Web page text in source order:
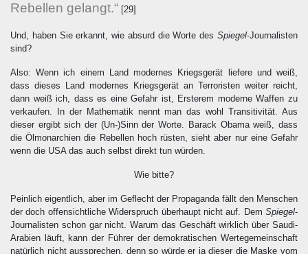
Rebellen gelangt.“ [29]
Und, haben Sie erkannt, wie absurd die Worte des Spiegel-Journalisten
sind?
Also: Wenn ich einem Land modernes Kriegsgerät liefere und weiß,
dass dieses Land modernes Kriegsgerät an Terroristen weiter reicht,
dann weiß ich, dass es eine Gefahr ist, Ersterem moderne Waffen zu
verkaufen. In der Mathematik nennt man das wohl Transitivität. Aus
dieser ergibt sich der (Un-)Sinn der Worte. Barack Obama weiß, dass
die Ölmonarchien die Rebellen hoch rüsten, sieht aber nur eine Gefahr
wenn die USA das auch selbst direkt tun würden.
Wie bitte?
Peinlich eigentlich, aber im Geflecht der Propaganda fällt den Menschen
der doch offensichtliche Widerspruch überhaupt nicht auf. Dem Spiegel-
Journalisten schon gar nicht. Warum das Geschäft wirklich über Saudi-
Arabien läuft, kann der Führer der demokratischen Wertegemeinschaft
natürlich nicht aussprechen, denn so würde er ja dieser die Maske vom